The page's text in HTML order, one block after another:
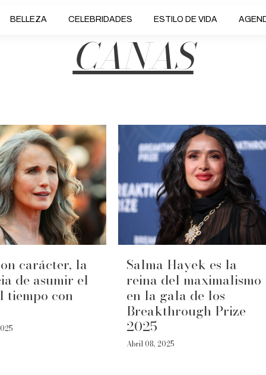
BELLEZA CELEBRIDADES ESTILO DE VIDA
CANAS
carácter, la
de asumir el
tiempo con
Salma Hayek es la
reina del maximalismo
en la gala de los
Breakthrough Prize
2025
Abril 08, 2025